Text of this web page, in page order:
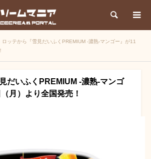
検索
ロッテから『雪見だいふくPREMIUM ‐濃熟‐マンゴー』が11
だいふくPREMIUM ‐濃熟‐マンゴ
月）より全国発売！